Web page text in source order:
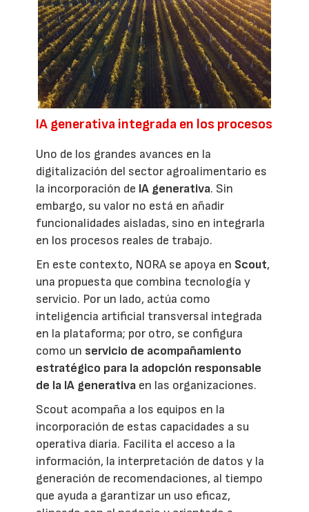
IA generativa integrada en los procesos
Uno de los grandes avances en la
digitalización del sector agroalimentario es
la incorporación de IA generativa. Sin
embargo, su valor no está en añadir
funcionalidades aisladas, sino en integrarla
en los procesos reales de trabajo.
En este contexto, NORA se apoya en Scout,
una propuesta que combina tecnología y
servicio. Por un lado, actúa como
inteligencia artificial transversal integrada
en la plataforma; por otro, se configura
como un servicio de acompañamiento
estratégico para la adopción responsable
de la IA generativa en las organizaciones.
Scout acompaña a los equipos en la
incorporación de estas capacidades a su
operativa diaria. Facilita el acceso a la
información, la interpretación de datos y la
generación de recomendaciones, al tiempo
que ayuda a garantizar un uso eficaz,